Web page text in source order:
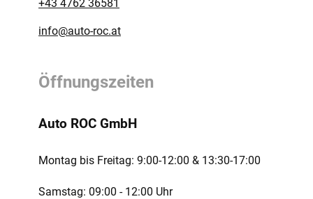
+43 4762 36581
info@auto-roc.at
Öffnungszeiten
Auto ROC GmbH
Montag bis Freitag: 9:00-12:00 ­& 13:30-17:00
Samstag: 09:00 - 12:00 Uhr